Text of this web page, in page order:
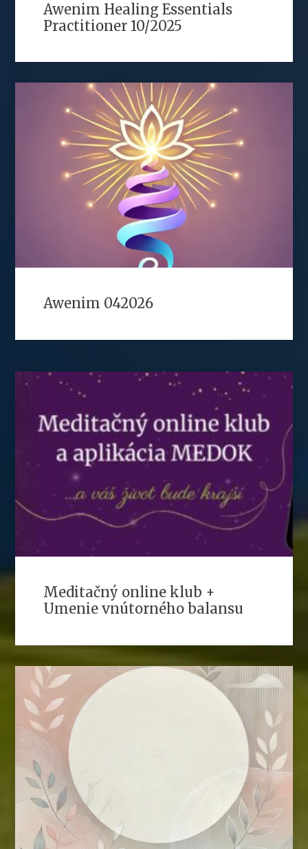
Awenim Healing Essentials
Practitioner 10/2025
Awenim 042026
Meditačný online klub +
Umenie vnútorného balansu